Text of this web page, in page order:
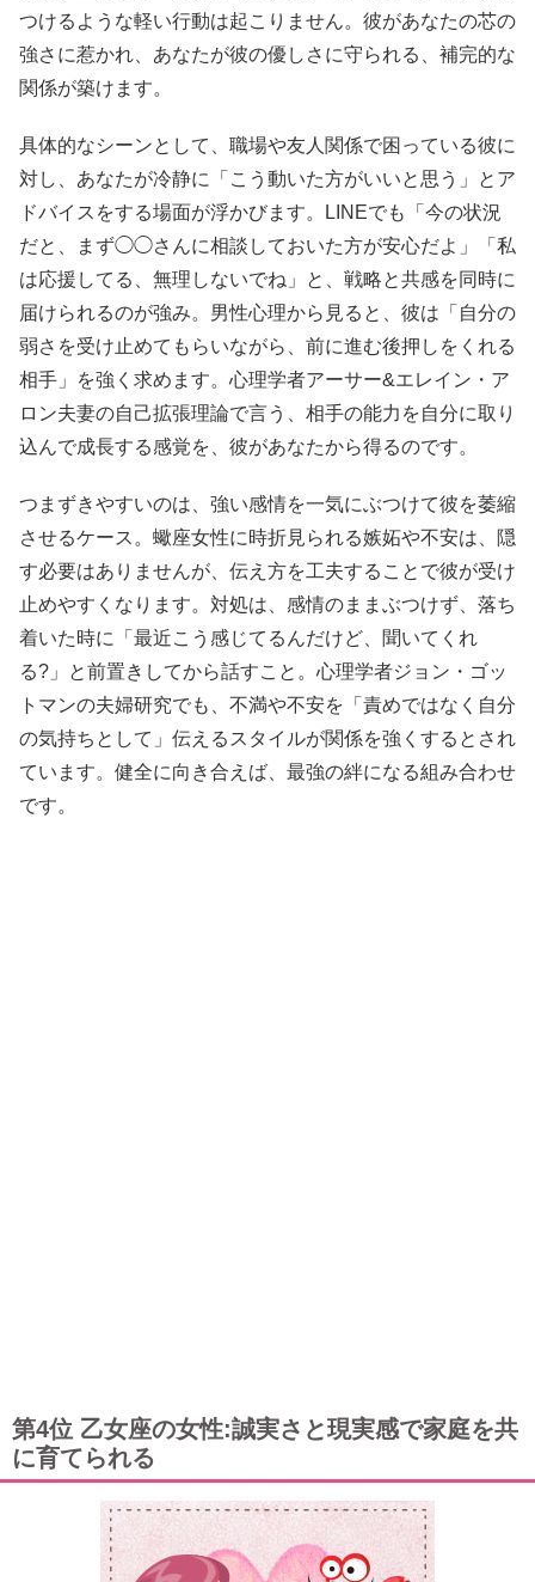
つけるような軽い行動は起こりません。彼があなたの芯の
強さに惹かれ、あなたが彼の優しさに守られる、補完的な
関係が築けます。
具体的なシーンとして、職場や友人関係で困っている彼に
対し、あなたが冷静に「こう動いた方がいいと思う」とア
ドバイスをする場面が浮かびます。LINEでも「今の状況
だと、まず◯◯さんに相談しておいた方が安心だよ」「私
は応援してる、無理しないでね」と、戦略と共感を同時に
届けられるのが強み。男性心理から見ると、彼は「自分の
弱さを受け止めてもらいながら、前に進む後押しをくれる
相手」を強く求めます。心理学者アーサー&エレイン・ア
ロン夫妻の自己拡張理論で言う、相手の能力を自分に取り
込んで成長する感覚を、彼があなたから得るのです。
つまずきやすいのは、強い感情を一気にぶつけて彼を萎縮
させるケース。蠍座女性に時折見られる嫉妬や不安は、隠
す必要はありませんが、伝え方を工夫することで彼が受け
止めやすくなります。対処は、感情のままぶつけず、落ち
着いた時に「最近こう感じてるんだけど、聞いてくれ
る?」と前置きしてから話すこと。心理学者ジョン・ゴッ
トマンの夫婦研究でも、不満や不安を「責めではなく自分
の気持ちとして」伝えるスタイルが関係を強くするとされ
ています。健全に向き合えば、最強の絆になる組み合わせ
です。
第4位 乙女座の女性:誠実さと現実感で家庭を共
に育てられる